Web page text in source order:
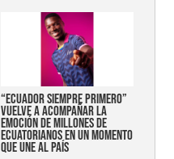
“Ecuador siempre primero”
vuelve a acompañar la
emoción de millones de
ecuatorianos en un momento
que une al país